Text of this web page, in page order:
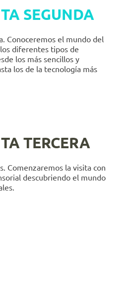
SEGUNDA
Conoceremos el mundo del
diferentes tipos de
los más sencillos y
los de la tecnología más
TERCERA
Comenzaremos la visita con
descubriendo el mundo